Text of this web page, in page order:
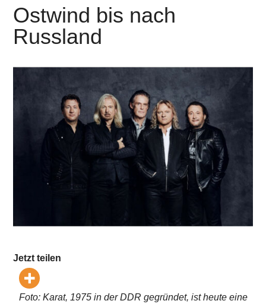
Ostwind bis nach
Russland
Jetzt teilen
Foto: Karat, 1975 in der DDR gegründet, ist heute eine